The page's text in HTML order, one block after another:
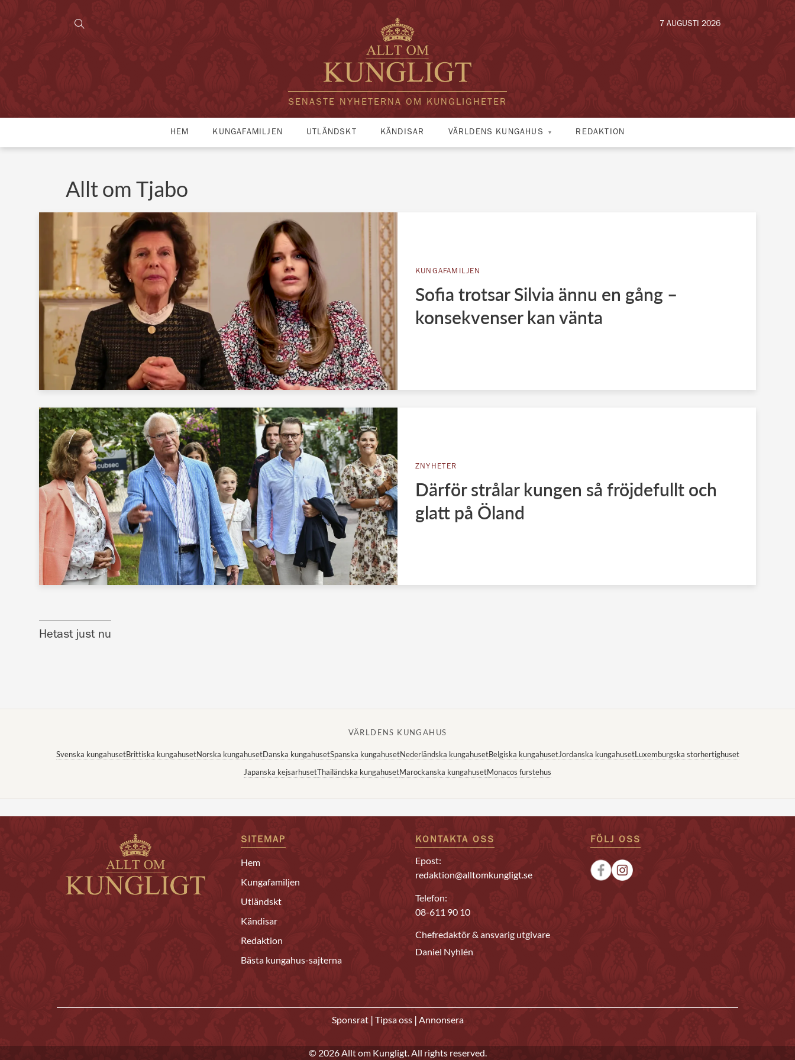
SENASTE NYHETERNA OM KUNGLIGHETER
7 AUGUSTI 2026
HEM KUNGAFAMILJEN UTLÄNDSKT KÄNDISAR VÄRLDENS KUNGAHUS REDAKTION
Allt om Tjabo
KUNGAFAMILJEN
Sofia trotsar Silvia ännu en gång –
konsekvenser kan vänta
ZNYHETER
Därför strålar kungen så fröjdefullt och
glatt på Öland
Hetast just nu
VÄRLDENS KUNGAHUS
Svenska kungahusetBrittiska kungahusetNorska kungahusetDanska kungahusetSpanska kungahusetNederländska kungahusetBelgiska kungahusetJordanska kungahusetLuxemburgska storhertighuset
Japanska kejsarhusetThailändska kungahusetMarockanska kungahusetMonacos furstehus
SITEMAP
Hem
Kungafamiljen
Utländskt
Kändisar
Redaktion
Bästa kungahus-sajterna
KONTAKTA OSS
Epost:
redaktion@alltomkungligt.se
Telefon:
08-611 90 10
Chefredaktör & ansvarig utgivare
Daniel Nyhlén
FÖLJ OSS
Sponsrat | Tipsa oss | Annonsera
© 2026 Allt om Kungligt. All rights reserved.